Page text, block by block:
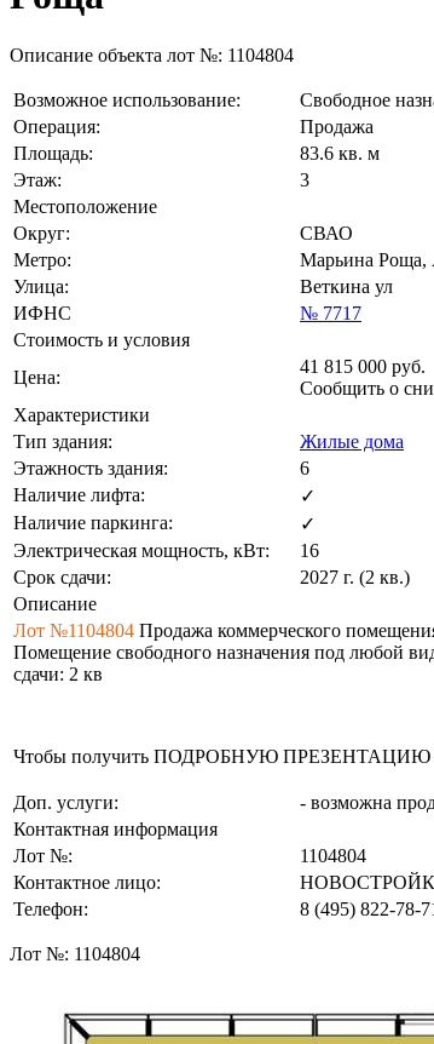
Описание объекта лот №: 1104804
Возможное использование: Свободное
Операция:
Продажа
Площадь:
83.6 кв. м
Этаж:
3
Местоположение
Округ:
СВАО
Метро:
Марьина Роща,
Улица:
Веткина ул
ИФНС
№ 7717
Стоимость и условия
Цена:
41 815 000 руб.
Сообщить о
Характеристики
Тип здания:
Жилые дома
Этажность здания:
6
Наличие лифта:
✓
Наличие паркинга:
✓
Электрическая мощность, кВт:
16
Срок сдачи:
2027 г. (2 кв.)
Описание
Лот №1104804 Продажа коммерческого
Помещение свободного назначения под любой
сдачи: 2 кв
Чтобы получить ПОДРОБНУЮ ПРЕЗЕНТАЦИЮ С
Доп. услуги:
- возможна
Контактная информация
Лот №:
1104804
Контактное лицо:
Телефон:
8 (495) 822-78-
Лот №: 1104804